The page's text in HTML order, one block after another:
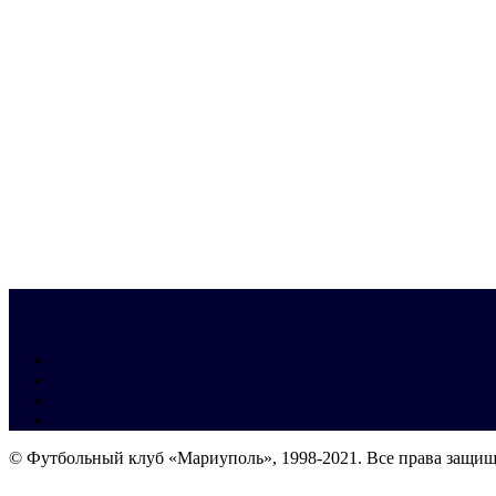
© Футбольный клуб «Мариуполь», 1998-2021. Все права